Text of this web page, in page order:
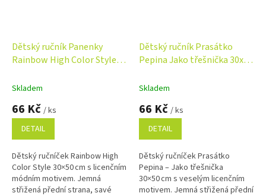
Dětský ručník Panenky
Rainbow High Color Style
Skladem
66 Kč / ks
DETAIL
Dětský ručníček Rainbow High
Color Style 30×50 cm s licenčním
módním motivem. Jemná
střižená přední strana, savé
Dětský ručník Prasátko
Pepina Jako třešnička 30x50
Skladem
66 Kč / ks
DETAIL
Dětský ručníček Prasátko
Pepina – Jako třešnička
30×50 cm s veselým licenčním
motivem. Jemná střižená přední